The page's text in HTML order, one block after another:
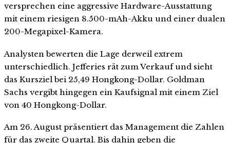
versprechen eine aggressive Hardware-Ausstattung
mit einem riesigen 8.500-mAh-Akku und einer dualen
200-Megapixel-Kamera.
Analysten bewerten die Lage derweil extrem
unterschiedlich. Jefferies rät zum Verkauf und sieht
das Kursziel bei 25,49 Hongkong-Dollar. Goldman
Sachs vergibt hingegen ein Kaufsignal mit einem Ziel
von 40 Hongkong-Dollar.
Am 26. August präsentiert das Management die Zahlen
für das zweite Quartal. Bis dahin geben die